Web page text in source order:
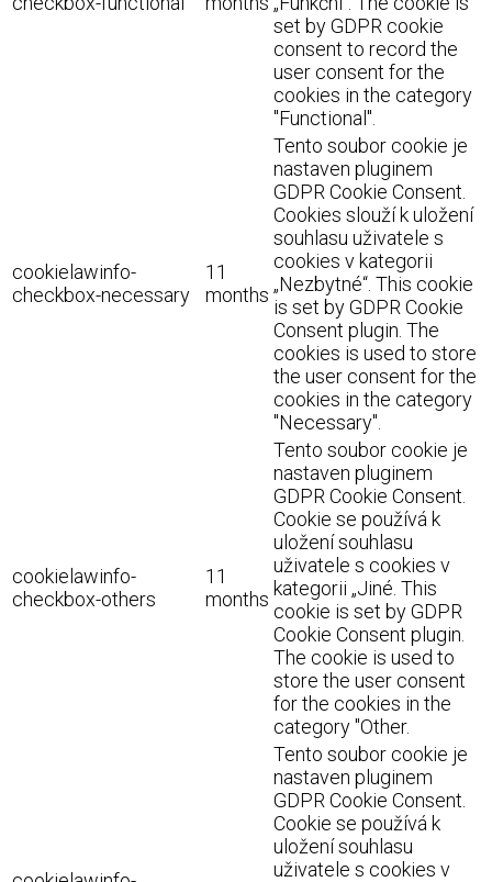
set by GDPR cookie
consent to record the
user consent for the
cookies in the category
"Functional".
cookielawinfo-
checkbox-necessary
11
months
Tento soubor cookie je
nastaven pluginem
GDPR Cookie Consent.
Cookies slouží k uložení
souhlasu uživatele s
cookies v kategorii
„Nezbytné“. This cookie
is set by GDPR Cookie
Consent plugin. The
cookies is used to store
the user consent for the
cookies in the category
"Necessary".
cookielawinfo-
checkbox-others
11
months
Tento soubor cookie je
nastaven pluginem
GDPR Cookie Consent.
Cookie se používá k
uložení souhlasu
uživatele s cookies v
kategorii „Jiné. This
cookie is set by GDPR
Cookie Consent plugin.
The cookie is used to
store the user consent
for the cookies in the
category "Other.
Tento soubor cookie je
nastaven pluginem
GDPR Cookie Consent.
Cookie se používá k
uložení souhlasu
uživatele s cookies v